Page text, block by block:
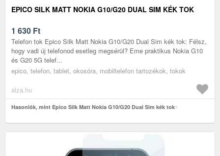
EPICO SILK MATT NOKIA G10/G20 DUAL SIM KÉK TOK
1 630 Ft
Telefon tok Epico Silk Matt Nokia G10/G20 Dual Sim kék tok: Félsz,
hogy vadi új telefonod esetleg megsérül? Eme praktikus Nokia G10
és G20 5G telef...
epico, telefon, tablet, okosóra, mobiltelefon tartozékok, tokok
alza.hu
Hasonlók, mint Epico Silk Matt Nokia G10/G20 Dual Sim kék tok